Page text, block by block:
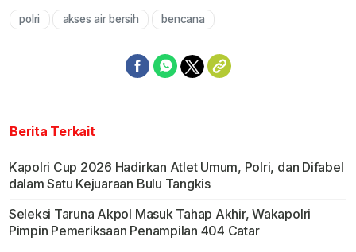
polri akses air bersih bencana
Berita Terkait
Kapolri Cup 2026 Hadirkan Atlet Umum, Polri, dan Difabel
dalam Satu Kejuaraan Bulu Tangkis
Seleksi Taruna Akpol Masuk Tahap Akhir, Wakapolri
Pimpin Pemeriksaan Penampilan 404 Catar